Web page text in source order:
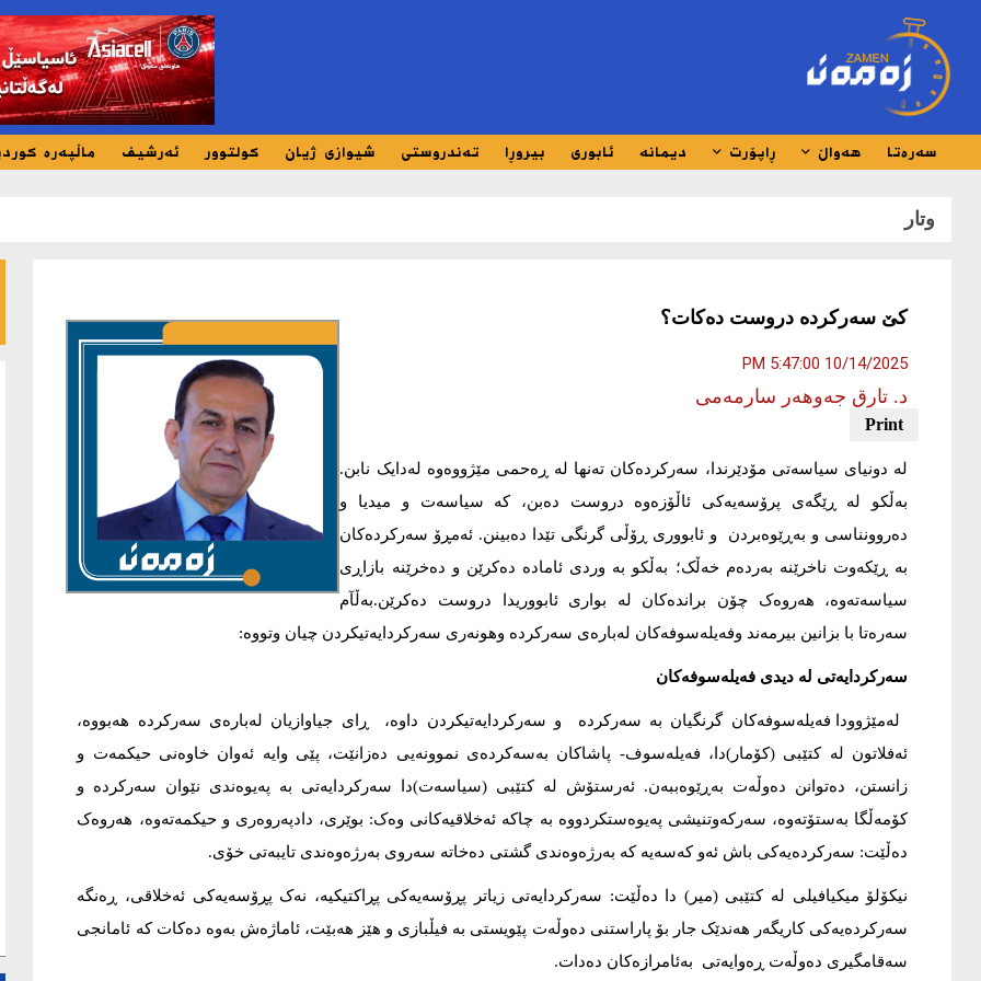
سەرەتا هەواڵ ڕاپۆرت دیمانە ئابوری بیروڕا تەندروستی شیوازی ژیان کولتوور ئەرشیف ماڵپەرە
وتار
کێ سەرکردە دروست دەکات؟
10/14/2025 5:47:00 PM
د. تارق جەوهەر سارمەمى
لە دونیای سیاسەتی مۆدێرندا، سەرکردەکان تەنها لە ڕەحمی مێژووەوە لەدایک نابن.
بەڵکو لە ڕێگەی پرۆسەیەکی ئاڵۆزەوە دروست دەبن، کە سیاسەت و میدیا و
دەروونناسی و بەڕێوەبردن و ئابووری ڕۆڵی گرنگی تێدا دەبینن. ئەمڕۆ سەرکردەکان
بە ڕێکەوت ناخرێنە بەردەم خەڵک؛ بەڵکو بە وردی ئامادە دەکرێن و دەخرێنە بازاڕی
سیاسەتەوە، هەروەک چۆن براندەکان لە بواری ئابووریدا دروست دەکرێن.بەڵآم
سەرەتا با بزانین بیرمەند وفەیلەسوفەکان لەبارەی سەرکردە وهونەری سەرکردایەتیکردن چیان وتووە:
سەرکردایەتی لە دیدی فەیلەسوفەکان
لەمێژوودا فەیلەسوفەکان گرنگیان بە سەرکردە و سەرکردایەتیکردن داوە، ڕای جیاوازیان لەبارەی سەرکردە هەبووە،
ئەفلاتون لە کتێبی (کۆمار)دا، فەیلەسوف- پاشاکان بەسەکردەی نموونەیی دەزانێت، پێی وایە ئەوان خاوەنی حیکمەت و
زانستن، دەتوانن دەوڵەت بەڕێوەببەن. ئەرستۆش لە کتێبی (سیاسەت)دا سەرکردایەتی بە پەیوەندی نێوان سەرکردە و
کۆمەڵگا بەستۆتەوە، سەرکەوتنیشی پەیوەستکردووە بە چاکە ئەخلاقیەکانی وەک: بوێری، دادپەروەری و حیکمەتەوە، هەروەک
دەڵێت: سەرکردەیەکی باش ئەو کەسەیە کە بەرژەوەندی گشتی دەخاتە سەروی بەرژەوەندی تایبەتی خۆی.
نیکۆلۆ میکیافیلی لە کتێبی (میر) دا دەڵێت: سەرکردایەتی زیاتر پڕۆسەیەکی پڕاکتیکیە، نەک پڕۆسەیەکی ئەخلاقی، ڕەنگە
سەرکردەیەکی کاریگەر هەندێک جار بۆ پاراستنی دەوڵەت پێویستی بە فیڵبازی و هێز هەبێت، ئاماژەش بەوە دەکات کە ئامانجی
سەقامگیری دەوڵەت ڕەوایەتی بەئامرازەکان دەدات.